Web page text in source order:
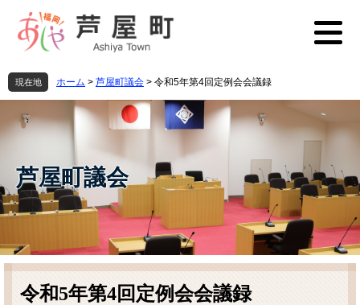
先
頭
す
を
飛
し
へ
現在地 ホーム > 芦屋町議会 > 令和5年第4回定例会会議録
芦屋町議会
本
令和5年第4回定例会会議録